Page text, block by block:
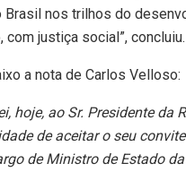
Brasil nos trilhos do
com justiça social”, concluiu.
a nota de Carlos Velloso:
hoje, ao Sr. Presidente da
de aceitar o seu
de Ministro de Estado